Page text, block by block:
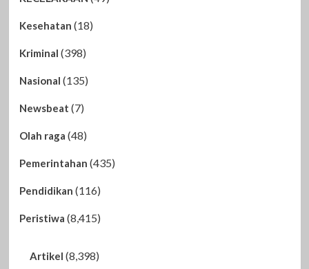
Kesehatan (18)
Kriminal (398)
Nasional (135)
Newsbeat (7)
Olah raga (48)
Pemerintahan (435)
Pendidikan (116)
Peristiwa (8,415)
Artikel (8,398)